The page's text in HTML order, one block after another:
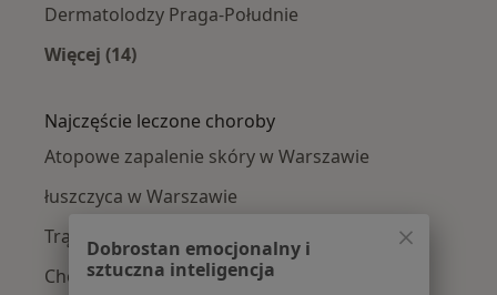
Dermatolodzy Praga-Południe
Więcej (14)
Najczęście leczone choroby
Atopowe zapalenie skóry w Warszawie
łuszczyca w Warszawie
Trądzik różowaty w Warszawie
Choroby skóry w Warszawie
Dobrostan emocjonalny i
sztuczna inteligencja